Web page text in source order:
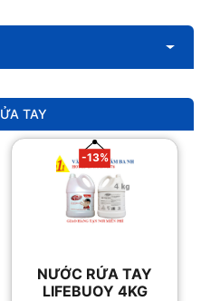
TAY
-13%
NƯỚC RỬA TAY
LIFEBUOY 4KG